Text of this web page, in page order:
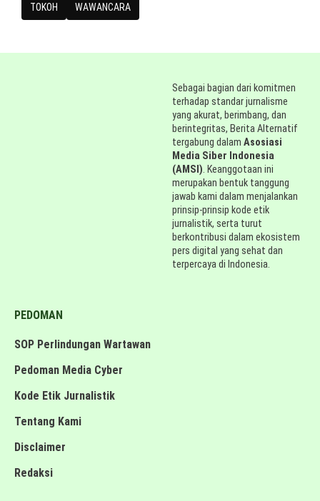
TOKOH WAWANCARA
Sebagai bagian dari komitmen
terhadap standar jurnalisme
yang akurat, berimbang, dan
berintegritas, Berita Alternatif
tergabung dalamAsosiasi
Media Siber Indonesia
(AMSI). Keanggotaan ini
merupakan bentuk tanggung
jawab kami dalam menjalankan
prinsip-prinsip kode etik
jurnalistik, serta turut
berkontribusi dalam ekosistem
pers digital yang sehat dan
terpercaya di Indonesia.
PEDOMAN
SOP Perlindungan Wartawan
Pedoman Media Cyber
Kode Etik Jurnalistik
Tentang Kami
Disclaimer
Redaksi